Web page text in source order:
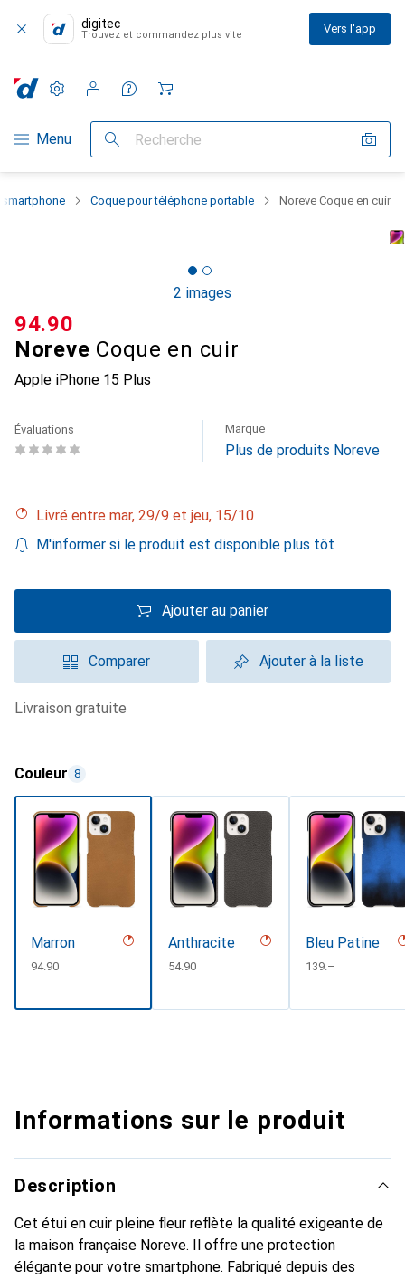
digitec
Trouvez et commandez plus vite Vers l'app
Navigation par catégorie
Menu Recherche
Paramètres
Compte client
Listes de comparaison
Listes d'envies
Panier
Coque pour téléphone portable Noreve Coque en cuir
2 images
Noreve Coque en cuir
Apple iPhone 15 Plus
CHF
94.90
Évaluations Marque
Plus de produits Noreve
Livré entre mar, 29/9 et jeu, 15/10
M'informer si le produit est disponible plus tôt
Ajouter au panier
Comparer Ajouter à la liste
livraison gratuite
Couleur 8
Marron
CHF
94.90
Anthracite
CHF
54.90
Bleu Patine
CHF
139.–
Informations sur le produit
Description
Cet étui en cuir pleine fleur reflète la qualité exigeante de
la maison française Noreve. Il offre une protection
élégante pour votre smartphone. Fabriqué depuis des